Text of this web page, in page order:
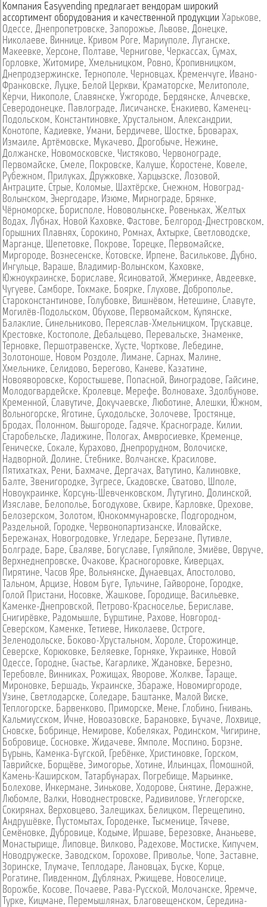
Компания Easyvending предлагает вендорам широкий
ассортимент оборудования и качественной продукции Харькове,
Одессе, Днепропетровске, Запорожье, Львове, Донецке,
Николаеве, Виннице, Кривом Роге, Мариуполе, Луганске,
Макеевке, Херсоне, Полтаве, Чернигове, Черкассах, Сумах,
Горловке, Житомире, Хмельницком, Ровно, Кропивницком,
Днепродзержинске, Тернополе, Черновцах, Кременчуге, Ивано-
Франковске, Луцке, Белой Церкви, Краматорске, Мелитополе,
Керчи, Никополе, Славянске, Ужгороде, Бердянске, Алчевске,
Северодонецке, Павлограде, Лисичанске, Енакиево, Каменец-
Подольском, Константиновке, Хрустальном, Александрии,
Конотопе, Кадиевке, Умани, Бердичеве, Шостке, Броварах,
Измаиле, Артёмовске, Мукачево, Дрогобыче, Нежине,
Должанске, Новомосковске, Чистяково, Червонограде,
Первомайске, Смеле, Покровске, Калуше, Коростене, Ковеле,
Рубежном, Прилуках, Дружковке, Харцызске, Лозовой,
Антраците, Стрые, Коломые, Шахтёрске, Снежном, Новоград-
Волынском, Энергодаре, Изюме, Мирнограде, Брянке,
Чёрноморске, Борисполе, Нововолынске, Ровеньках, Желтых
Водах, Лубнах, Новой Каховке, Фастове, Белгород-Днестровском,
Горышних Плавнях, Сорокино, Ромнах, Ахтырке, Светловодске,
Марганце, Шепетовке, Покрове, Торецке, Первомайске,
Миргороде, Вознесенске, Котовске, Ирпене, Василькове, Дубно,
Ингульце, Вараше, Владимир-Волынском, Каховке,
Южноукраинске, Бориславе, Ясиноватой, Жмеринке, Авдеевке,
Чугуеве, Самборе, Токмаке, Боярке, Глухове, Доброполье,
Староконстантинове, Голубовке, Вишнёвом, Нетешине, Славуте,
Могилёв-Подольском, Обухове, Первомайском, Купянске,
Балаклие, Синельниково, Переяслав-Хмельницком, Трускавце,
Крестовке, Костополе, Дебальцево, Перевальске, Знаменке,
Терновке, Першотравенске, Хусте, Чорткове, Лебедине,
Золотоноше, Новом Роздоле, Лимане, Сарнах, Малине,
Хмельнике, Селидово, Берегово, Каневе, Казатине,
Новояворовске, Коростышеве, Попасной, Виноградове, Гайсине,
Молодогвардейске, Кролевце, Мерефе, Волновахе, Здолбунове,
Кременной, Славутиче, Докучаевске, Люботине, Алешки, Южном,
Вольногорске, Яготине, Суходольске, Золочеве, Тростянце,
Бродах, Полонном, Вышгороде, Гадяче, Краснограде, Килии,
Старобельске, Ладижине, Пологах, Амвросиевке, Кременце,
Геническе, Сокале, Курахово, Днепрорудном, Волочиске,
Надворной, Долине, Стебнике, Волчанске, Красилове,
Пятихатках, Рени, Бахмаче, Дергачах, Ватутино, Калиновке,
Балте, Звенигородке, Зугресе, Скадовске, Сватово, Шполе,
Новоукраинке, Корсунь-Шевченковском, Лутугино, Долинской,
Изяславе, Белополье, Богодухове, Сквире, Карловке, Орехове,
Белозерском, Золотом, Юнокоммунаровске, Подгородном,
Раздельной, Городке, Червонопартизанске, Иловайске,
Бережанах, Новогродовке, Угледаре, Березане, Путивле,
Болграде, Баре, Сваляве, Богуславе, Гуляйполе, Змиёве, Овруче,
Верхнеднепровске, Очакове, Красногоровке, Киверцах,
Пирятине, Часов Яре, Вольнянске, Дунаевцах, Апостолово,
Тальном, Арцизе, Новом Буге, Тульчине, Гайвороне, Городке,
Голой Пристани, Носовке, Жашкове, Городище, Васильевке,
Каменке-Днепровской, Петрово-Красноселье, Бериславе,
Снигирёвке, Радомышле, Бурштине, Рахове, Новгород-
Северском, Каменке, Тетиеве, Николаеве, Остроге,
Зеленодольске, Боково-Хрустальном, Хороле, Сторожинце,
Северске, Корюковке, Беляевке, Горняке, Украинке, Новой
Одессе, Городне, Счастье, Кагарлике, Ждановке, Березно,
Теребовле, Винниках, Рожищах, Яворове, Жолкве, Тараще,
Мироновке, Бершадь, Украинске, Збараже, Новомиргороде,
Узине, Светлодарске, Соледаре, Баштанке, Малой Виске,
Теплогорске, Барвенково, Приморске, Мене, Глобино, Гнивань,
Кальмиусском, Ичне, Новоазовске, Барановке, Бучаче, Лохвице,
Сновске, Бобринце, Немирове, Кобеляках, Родинском, Чигирине,
Бобровице, Сосновке, Жидачеве, Ямполе, Моспино, Борзне,
Бурынь, Каменка-Бугской, Гребёнке, Христиновке, Горском,
Таврийске, Борщёве, Зимогорье, Хотине, Ильинцах, Помошной,
Камень-Каширском, Татарбунарах, Погребище, Марьинке,
Болехове, Инкермане, Зинькове, Ходорове, Снятине, Деражне,
Любомле, Валки, Новоднестровске, Радивилове, Углегорске,
Сокирянах, Верховцево, Залещиках, Белицком, Перещепино,
Андрушёвке, Пустомытах, Городенке, Тысменице, Тячеве,
Семёновке, Дубровице, Кодыме, Иршаве, Березовке, Ананьеве,
Монастырище, Липовце, Вилково, Радехове, Мостиске, Кипучем,
Новодружеске, Заводском, Горохове, Приволье, Чопе, Заставне,
Зоринске, Тлумаче, Теплодаре, Лановцах, Буске, Корце,
Рогатине, Пивденном, Дублянах, Ржищеве, Новоселице,
Ворожбе, Косове, Почаеве, Рава-Русской, Молочанске, Яремче,
Турке, Кицмане, Перемышлянах, Благовещенском, Середина-